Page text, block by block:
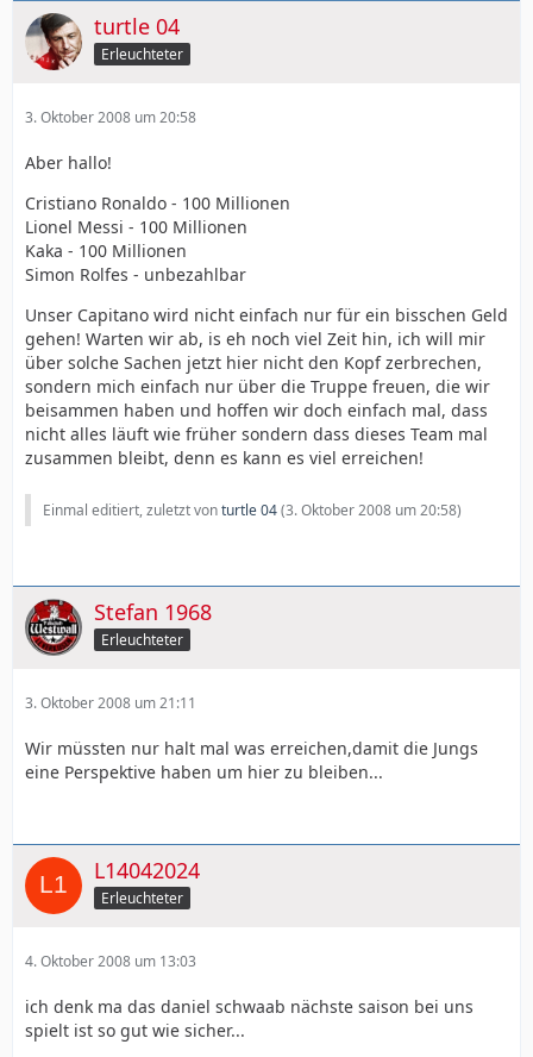
turtle 04
Erleuchteter
3. Oktober 2008 um 20:58
Aber hallo!
Cristiano Ronaldo - 100 Millionen
Lionel Messi - 100 Millionen
Kaka - 100 Millionen
Simon Rolfes - unbezahlbar
Unser Capitano wird nicht einfach nur für ein bisschen Geld
gehen! Warten wir ab, is eh noch viel Zeit hin, ich will mir
über solche Sachen jetzt hier nicht den Kopf zerbrechen,
sondern mich einfach nur über die Truppe freuen, die wir
beisammen haben und hoffen wir doch einfach mal, dass
nicht alles läuft wie früher sondern dass dieses Team mal
zusammen bleibt, denn es kann es viel erreichen!
Einmal editiert, zuletzt vonturtle 04(3. Oktober 2008 um 20:58)
Stefan 1968
Erleuchteter
3. Oktober 2008 um 21:11
Wir müssten nur halt mal was erreichen,damit die Jungs
eine Perspektive haben um hier zu bleiben...
L14042024
Erleuchteter
4. Oktober 2008 um 13:03
ich denk ma das daniel schwaab nächste saison bei uns
spielt ist so gut wie sicher...